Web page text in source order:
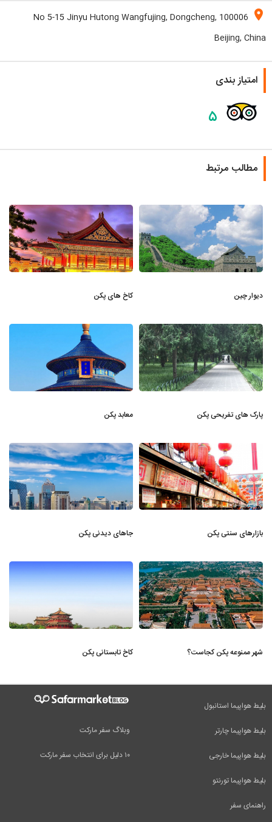
location_on
No 5-15 Jinyu Hutong Wangfujing, Dongcheng, 100006
Beijing, China
امتیاز بندی
۵
مطالب مرتبط
دیوار چین کاخ های پکن
پارک های تفریحی پکن معابد پکن
بازارهای سنتی پکن جاهای دیدنی پکن
شهر ممنوعه پکن کجاست؟ کاخ تابستانی پکن
وبلاگ سفر مارکت
۱۰ دلیل برای انتخاب سفر مارکت
بلیط هواپیما استانبول
بلیط هواپیما چارتر
بلیط هواپیما خارجی
بلیط هواپیما تورنتو
راهنمای سفر